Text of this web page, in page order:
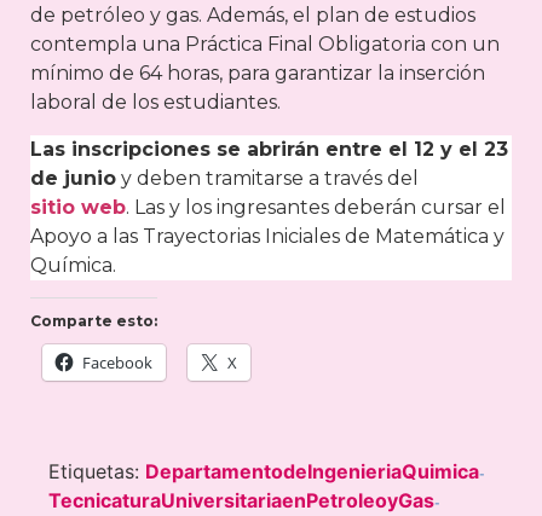
de petróleo y gas. Además, el plan de estudios
contempla una Práctica Final Obligatoria con un
mínimo de 64 horas, para garantizar la inserción
laboral de los estudiantes.
Las inscripciones se abrirán entre el 12 y el 23
de junio y deben tramitarse a través del
sitio web. Las y los ingresantes deberán cursar el
Apoyo a las Trayectorias Iniciales de Matemática y
Química.
Comparte esto:
Facebook X
Etiquetas: DepartamentodeIngenieriaQuimica-
TecnicaturaUniversitariaenPetroleoyGas-